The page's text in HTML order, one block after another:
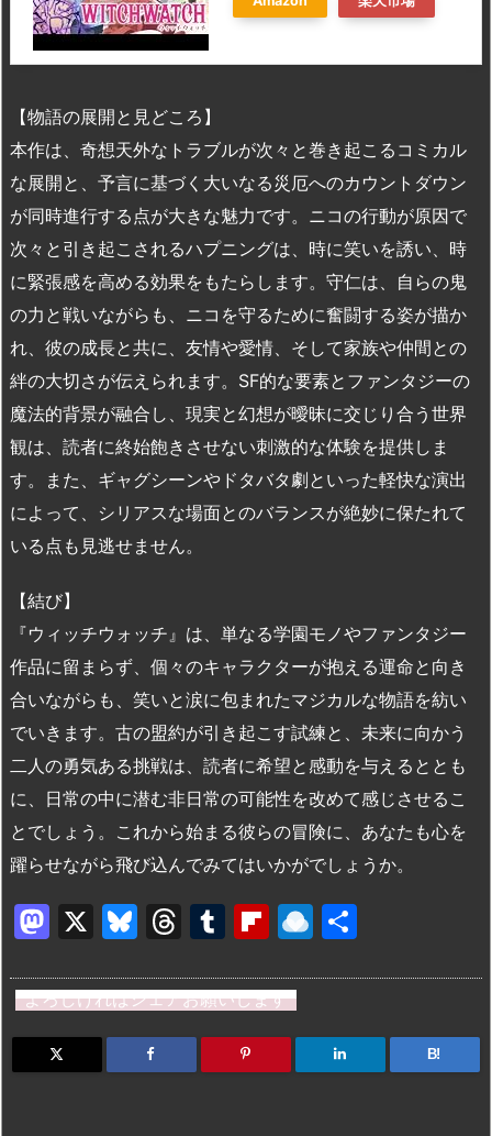
【物語の展開と見どころ】
本作は、奇想天外なトラブルが次々と巻き起こるコミカル
な展開と、予言に基づく大いなる災厄へのカウントダウン
が同時進行する点が大きな魅力です。ニコの行動が原因で
次々と引き起こされるハプニングは、時に笑いを誘い、時
に緊張感を高める効果をもたらします。守仁は、自らの鬼
の力と戦いながらも、ニコを守るために奮闘する姿が描か
れ、彼の成長と共に、友情や愛情、そして家族や仲間との
絆の大切さが伝えられます。SF的な要素とファンタジーの
魔法的背景が融合し、現実と幻想が曖昧に交じり合う世界
観は、読者に終始飽きさせない刺激的な体験を提供しま
す。また、ギャグシーンやドタバタ劇といった軽快な演出
によって、シリアスな場面とのバランスが絶妙に保たれて
いる点も見逃せません。
【結び】
『ウィッチウォッチ』は、単なる学園モノやファンタジー
作品に留まらず、個々のキャラクターが抱える運命と向き
合いながらも、笑いと涙に包まれたマジカルな物語を紡い
でいきます。古の盟約が引き起こす試練と、未来に向かう
二人の勇気ある挑戦は、読者に希望と感動を与えるととも
に、日常の中に潜む非日常の可能性を改めて感じさせるこ
とでしょう。これから始まる彼らの冒険に、あなたも心を
躍らせながら飛び込んでみてはいかがでしょうか。
M
st
o
d
X
Bl
e
s
k
T
e
a
d
T
m
bl
r
Fl
b
o
ar
R
n
dr
o
よろしければシェアお願いします
B!